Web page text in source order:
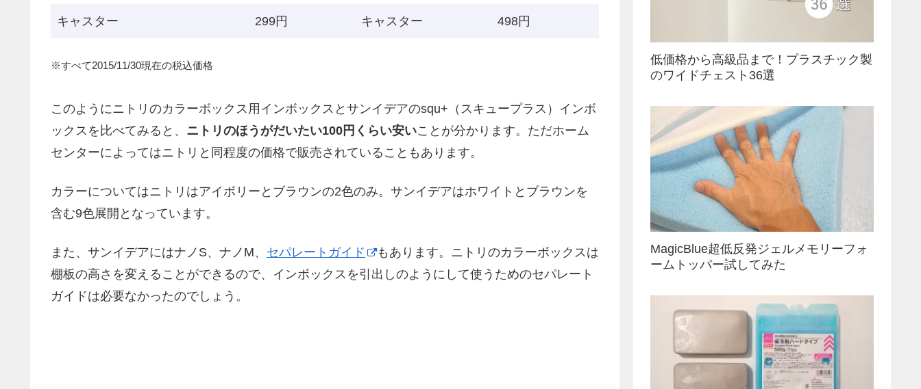
キャスター 299円 キャスター 498円
※すべて2015/11/30現在の税込価格
このようにニトリのカラーボックス用インボックスとサンイデアのsqu+（スキュープラス）インボ
ックスを比べてみると、 ニトリのほうがだいたい100円くらい安いことが分かります。ただホーム
センターによってはニトリと同程度の価格で販売されていることもあります。
カラーについてはニトリはアイボリーとブラウンの2色のみ。サンイデアはホワイトとブラウンを
含む9色展開となっています。
また、サンイデアにはナノS、ナノM、 セパレートガイド
もあります。ニトリのカラーボックスは
棚板の高さを変えることができるので、インボックスを引出しのようにして使うためのセパレート
ガイドは必要なかったのでしょう。
低価格から高級品まで！プラスチック製
のワイドチェスト36選
MagicBlue超低反発ジェルメモリーフォ
ームトッパー試してみた